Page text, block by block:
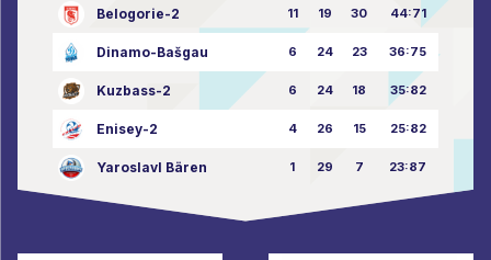
Belogorie-2 11 19 30 44:71
Dinamo-Bašgau 6 24 23 36:75
Kuzbass-2 6 24 18 35:82
Enisey-2 4 26 15 25:82
Yaroslavl Bären 1 29 7 23:87